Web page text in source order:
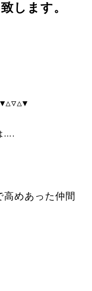
します。
….
めあった仲間